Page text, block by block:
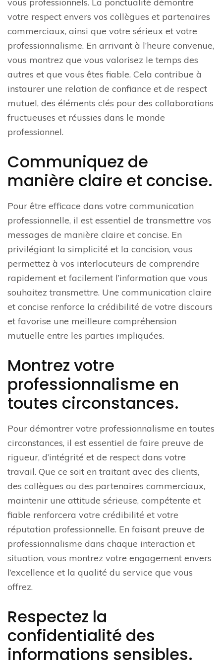
votre respect envers vos collègues et partenaires
commerciaux, ainsi que votre sérieux et votre
professionnalisme. En arrivant à l’heure convenue,
vous montrez que vous valorisez le temps des
autres et que vous êtes fiable. Cela contribue à
instaurer une relation de confiance et de respect
mutuel, des éléments clés pour des collaborations
fructueuses et réussies dans le monde
professionnel.
Communiquez de
manière claire et concise.
Pour être efficace dans votre communication
professionnelle, il est essentiel de transmettre vos
messages de manière claire et concise. En
privilégiant la simplicité et la concision, vous
permettez à vos interlocuteurs de comprendre
rapidement et facilement l’information que vous
souhaitez transmettre. Une communication claire
et concise renforce la crédibilité de votre discours
et favorise une meilleure compréhension
mutuelle entre les parties impliquées.
Montrez votre
professionnalisme en
toutes circonstances.
Pour démontrer votre professionnalisme en toutes
circonstances, il est essentiel de faire preuve de
rigueur, d’intégrité et de respect dans votre
travail. Que ce soit en traitant avec des clients,
des collègues ou des partenaires commerciaux,
maintenir une attitude sérieuse, compétente et
fiable renforcera votre crédibilité et votre
réputation professionnelle. En faisant preuve de
professionnalisme dans chaque interaction et
situation, vous montrez votre engagement envers
l’excellence et la qualité du service que vous
offrez.
Respectez la
confidentialité des
informations sensibles.